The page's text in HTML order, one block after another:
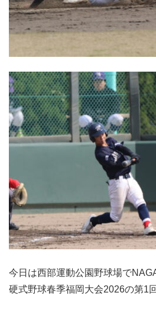
今日は西部運動公園野球場で
硬式野球春季福岡大会2026の第1